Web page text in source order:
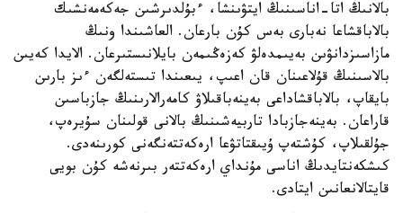
بالانىڭ اتا-اناسىنىڭ ايتۋىنشا، ءبۇلدىرشىن جەكەمەنشىك
بالاباقشاعا نەبارى بەس كۇن بارعان. العاشىندا ونىڭ
مازاسىزدانۋىن بەيىمدەلۋ كەزەڭىمەن بايلانىستىرعان. الايدا كەيىن
بالاسىنىڭ قۇلاعىنان قان اعىپ، يىعىندا تىستەلگەن ءىز بارىن
بايقاپ، بالاباقشاداعى بەينەباقىلاۋ كامەرالارىنىڭ جازباسىن
قاراعان. بەينەجازبادا تاربيەشىنىڭ بالانى قولىنان سۇيرەپ،
جۇلقىلاپ، كۇشتەپ ۇيىقتاتۋعا ارەكەتتەنگەنى كورىنەدى.
كىشكەنتايدىڭ اناسى مۇنداي ارەكەتتەر بىرنەشە كۇن بويى
قايتالانعانىن ايتادى.